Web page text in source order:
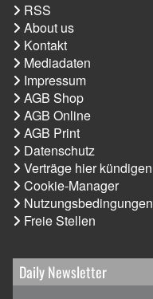
RSS
About us
Kontakt
Mediadaten
Impressum
AGB Shop
AGB Online
AGB Print
Datenschutz
Verträge hier kündigen
Cookie-Manager
Nutzungsbedingungen
Freie Stellen
Daily Newsletter